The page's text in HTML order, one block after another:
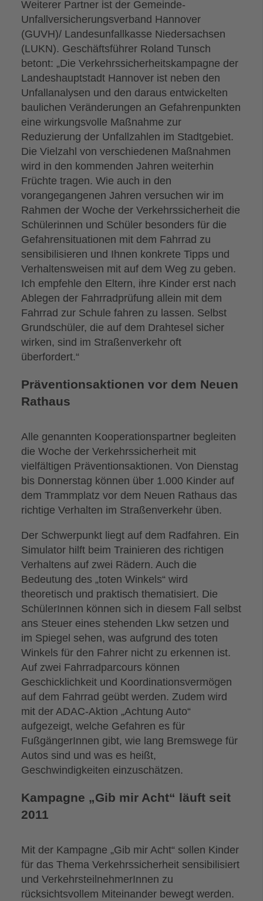
Weiterer Partner ist der Gemeinde-
Unfallversicherungsverband Hannover
(GUVH)/ Landesunfallkasse Niedersachsen
(LUKN). Geschäftsführer Roland Tunsch
betont: „Die Verkehrssicherheitskampagne der
Landeshauptstadt Hannover ist neben den
Unfallanalysen und den daraus entwickelten
baulichen Veränderungen an Gefahrenpunkten
eine wirkungsvolle Maßnahme zur
Reduzierung der Unfallzahlen im Stadtgebiet.
Die Vielzahl von verschiedenen Maßnahmen
wird in den kommenden Jahren weiterhin
Früchte tragen. Wie auch in den
vorangegangenen Jahren versuchen wir im
Rahmen der Woche der Verkehrssicherheit die
Schülerinnen und Schüler besonders für die
Gefahrensituationen mit dem Fahrrad zu
sensibilisieren und Ihnen konkrete Tipps und
Verhaltensweisen mit auf dem Weg zu geben.
Ich empfehle den Eltern, ihre Kinder erst nach
Ablegen der Fahrradprüfung allein mit dem
Fahrrad zur Schule fahren zu lassen. Selbst
Grundschüler, die auf dem Drahtesel sicher
wirken, sind im Straßenverkehr oft
überfordert.“
Präventionsaktionen vor dem Neuen
Rathaus
Alle genannten Kooperationspartner begleiten
die Woche der Verkehrssicherheit mit
vielfältigen Präventionsaktionen. Von Dienstag
bis Donnerstag können über 1.000 Kinder auf
dem Trammplatz vor dem Neuen Rathaus das
richtige Verhalten im Straßenverkehr üben.
Der Schwerpunkt liegt auf dem Radfahren. Ein
Simulator hilft beim Trainieren des richtigen
Verhaltens auf zwei Rädern. Auch die
Bedeutung des „toten Winkels“ wird
theoretisch und praktisch thematisiert. Die
SchülerInnen können sich in diesem Fall selbst
ans Steuer eines stehenden Lkw setzen und
im Spiegel sehen, was aufgrund des toten
Winkels für den Fahrer nicht zu erkennen ist.
Auf zwei Fahrradparcours können
Geschicklichkeit und Koordinationsvermögen
auf dem Fahrrad geübt werden. Zudem wird
mit der ADAC-Aktion „Achtung Auto“
aufgezeigt, welche Gefahren es für
FußgängerInnen gibt, wie lang Bremswege für
Autos sind und was es heißt,
Geschwindigkeiten einzuschätzen.
Kampagne „Gib mir Acht“ läuft seit
2011
Mit der Kampagne „Gib mir Acht“ sollen Kinder
für das Thema Verkehrssicherheit sensibilisiert
und VerkehrsteilnehmerInnen zu
rücksichtsvollem Miteinander bewegt werden.